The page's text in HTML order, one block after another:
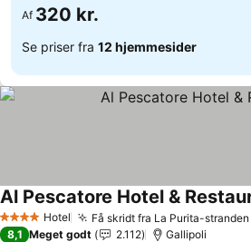
Af 320 kr.
Se priser fra 12 hjemmesider
4 StjernerHotel Få skridt fra La Purita-stranden
Al Pescatore Hotel &
8,1 Meget godt 2.112 Gallipoli